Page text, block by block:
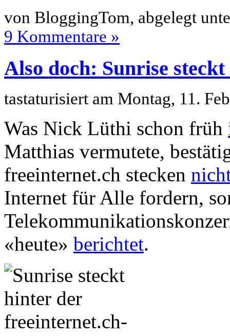
von BloggingTom, abgelegt
9 Kommentare »
Also doch: Sunrise
tastaturisiert am Montag, 11.
Was Nick Lüthi schon früh
Matthias vermutete,
freeinternet.ch stecken
Internet für Alle fordern,
«heute» berichtet.